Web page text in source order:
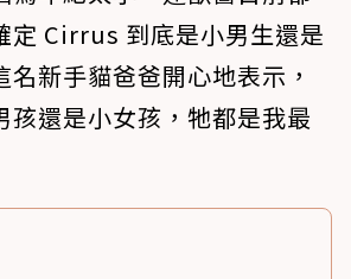
定 Cirrus 到底是小男生還是
新手貓爸爸開心地表示，
孩還是小女孩，牠都是我最